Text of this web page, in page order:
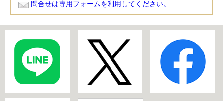
問合せは専用フォームを利用してください。